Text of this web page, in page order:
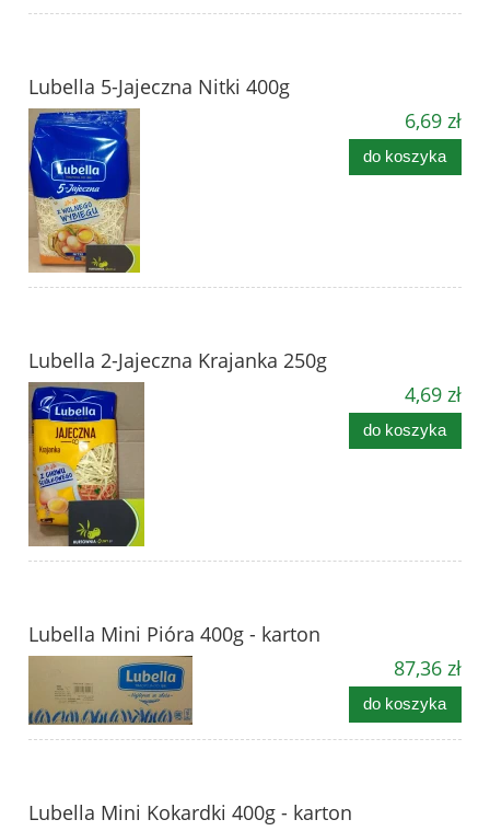
Lubella 5-Jajeczna Nitki 400g
6,69 zł
do koszyka
Lubella 2-Jajeczna Krajanka 250g
4,69 zł
do koszyka
Lubella Mini Pióra 400g - karton
87,36 zł
do koszyka
Lubella Mini Kokardki 400g - karton